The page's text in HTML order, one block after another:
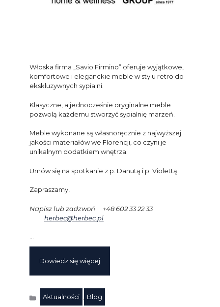
Włoska firma „Savio Firmino” oferuje wyjątkowe,
komfortowe i eleganckie meble w stylu retro do
ekskluzywnych sypialni.
Klasyczne, a jednocześnie oryginalne meble
pozwolą każdemu stworzyć sypialnię marzeń.
Meble wykonane są własnoręcznie z najwyższej
jakości materiałów we Florencji, co czyni je
unikalnym dodatkiem wnętrza.
Umów się na spotkanie z p. Danutą i p. Violettą.
Zapraszamy!
Napisz lub zadzwoń +48 602 33 22 33
herbec@herbec.pl
…
Dowiedz się więcej
Kategorie
Aktualności , Blog